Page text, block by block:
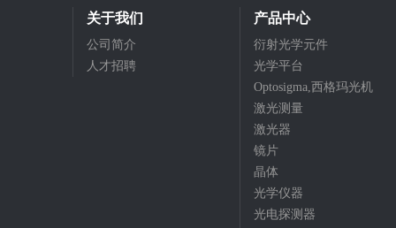
关于我们
公司简介
人才招聘
产品中心
衍射光学元件
光学平台
Optosigma,西格玛光机
激光测量
激光器
镜片
晶体
光学仪器
光电探测器